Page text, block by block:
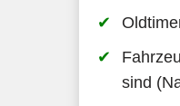
sind